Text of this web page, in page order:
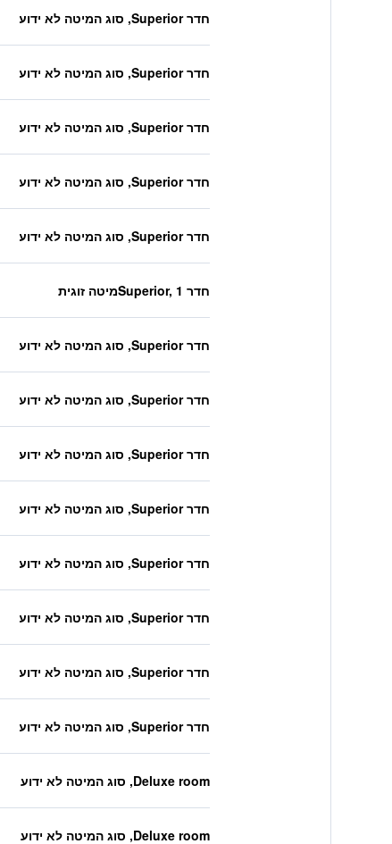
חדר Superior, סוג המיטה לא ידוע
חדר Superior, סוג המיטה לא ידוע
חדר Superior, סוג המיטה לא ידוע
חדר Superior, סוג המיטה לא ידוע
חדר Superior, סוג המיטה לא ידוע
חדר Superior, 1מיטה זוגית
חדר Superior, סוג המיטה לא ידוע
חדר Superior, סוג המיטה לא ידוע
חדר Superior, סוג המיטה לא ידוע
חדר Superior, סוג המיטה לא ידוע
חדר Superior, סוג המיטה לא ידוע
חדר Superior, סוג המיטה לא ידוע
חדר Superior, סוג המיטה לא ידוע
חדר Superior, סוג המיטה לא ידוע
Deluxe room, סוג המיטה לא ידוע
Deluxe room, סוג המיטה לא ידוע